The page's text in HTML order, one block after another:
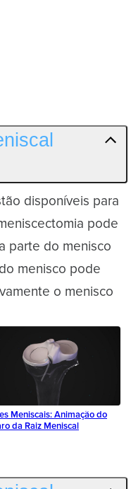
disponíveis para
pode
parte do menisco
menisco pode
o menisco
Meniscais: Animação do
da Raiz Meniscal